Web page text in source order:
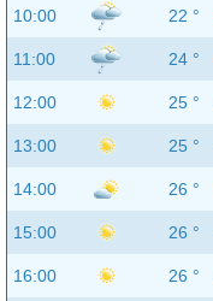
10:00 22 °
11:00 24 °
12:00 25 °
13:00 25 °
14:00 26 °
15:00 26 °
16:00 26 °